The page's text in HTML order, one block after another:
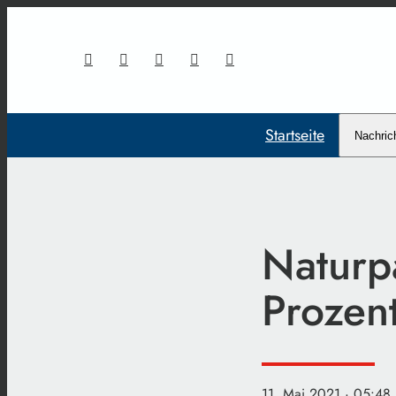
Startseite